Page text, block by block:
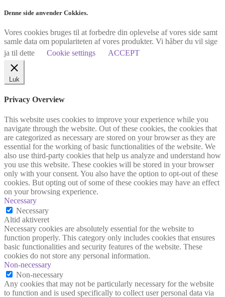
Denne side anvender Cokkies.
Vores cookies bruges til at forbedre din oplevelse af vores side samt
samle data om populariteten af vores produkter. Vi håber du vil sige
ja til dette
Cookie settings ACCEPT
Luk
Privacy Overview
This website uses cookies to improve your experience while you
navigate through the website. Out of these cookies, the cookies that
are categorized as necessary are stored on your browser as they are
essential for the working of basic functionalities of the website. We
also use third-party cookies that help us analyze and understand how
you use this website. These cookies will be stored in your browser
only with your consent. You also have the option to opt-out of these
cookies. But opting out of some of these cookies may have an effect
on your browsing experience.
Necessary
Necessary
Altid aktiveret
Necessary cookies are absolutely essential for the website to
function properly. This category only includes cookies that ensures
basic functionalities and security features of the website. These
cookies do not store any personal information.
Non-necessary
Non-necessary
Any cookies that may not be particularly necessary for the website
to function and is used specifically to collect user personal data via